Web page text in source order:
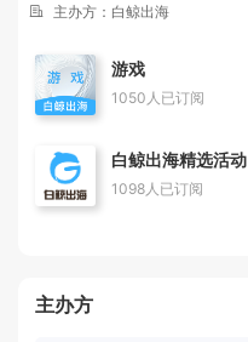
主办方：白鲸出海
游戏
1050人已订阅
白鲸出海精选活动
1098人已订阅
主办方